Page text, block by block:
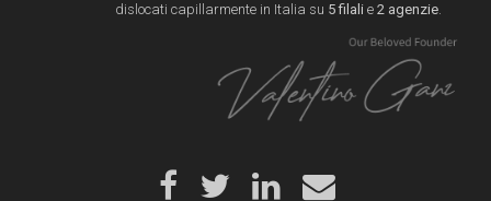
dislocati capillarmente in Italia su 5 filali e 2 agenzie.